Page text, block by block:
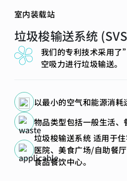
室内装载站
垃圾梭输送系统
我们的专利技术采用了”梭“而不是传统的真
空吸力进行垃圾输送。
以最小的空气和能源消耗
物品类型包括一般生活、
垃圾梭输送系统 适用于住
医院、美食广场/自助餐
食品餐饮中心。